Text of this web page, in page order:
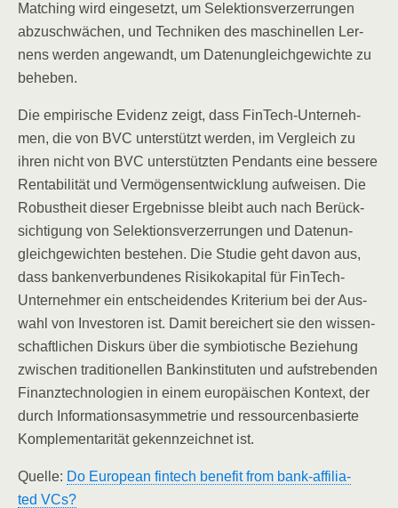
Matching wird ein­ge­setzt, um Selek­ti­ons­ver­zer­run­gen
abzu­schwä­chen, und Tech­ni­ken des maschi­nel­len Ler­
nens wer­den ange­wandt, um Daten­un­gleich­ge­wich­te zu
beheben.
Die empi­ri­sche Evi­denz zeigt, dass Fin­Tech-Unter­neh­
men, die von BVC unter­stützt wer­den, im Ver­gleich zu
ihren nicht von BVC unter­stütz­ten Pen­dants eine bes­se­re
Ren­ta­bi­li­tät und Ver­mö­gens­ent­wick­lung auf­wei­sen. Die
Robust­heit die­ser Ergeb­nis­se bleibt auch nach Berück­
sich­ti­gung von Selek­ti­ons­ver­zer­run­gen und Daten­un­
gleich­ge­wich­ten bestehen. Die Stu­die geht davon aus,
dass ban­ken­ver­bun­de­nes Risi­ko­ka­pi­tal für Fin­Tech-
Unter­neh­mer ein ent­schei­den­des Kri­te­ri­um bei der Aus­
wahl von Inves­to­ren ist. Damit berei­chert sie den wis­sen­
schaft­li­chen Dis­kurs über die sym­bio­ti­sche Bezie­hung
zwi­schen tra­di­tio­nel­len Bank­in­sti­tu­ten und auf­stre­ben­den
Finanz­tech­no­lo­gien in einem euro­päi­schen Kon­text, der
durch Infor­ma­ti­ons­asym­me­trie und res­sour­cen­ba­sier­te
Kom­ple­men­ta­ri­tät gekenn­zeich­net ist.
Quel­le: Do Euro­pean fin­tech bene­fit from bank-affi­lia­
ted VCs?